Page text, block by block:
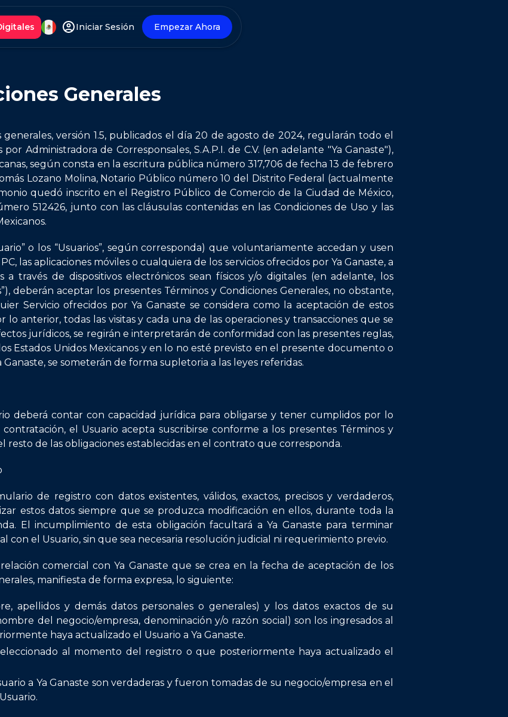
Iniciar Sesión Empezar Ahora
Generales
versión 1.5, publicados el día 20 de agosto de 2024, regularán todo el
Administradora de Corresponsales, S.A.P.I. de C.V. (en adelante "Ya Ganaste"),
según consta en la escritura pública número 317,706 de fecha 13 de febrero
Lozano Molina, Notario Público número 10 del Distrito Federal (actualmente
quedó inscrito en el Registro Público de Comercio de la Ciudad de México,
512426, junto con las cláusulas contenidas en las Condiciones de Uso y las
o los “Usuarios”, según corresponda) que voluntariamente accedan y usen
las aplicaciones móviles o cualquiera de los servicios ofrecidos por Ya Ganaste, a
a través de dispositivos electrónicos sean físicos y/o digitales (en adelante, los
deberán aceptar los presentes Términos y Condiciones Generales, no obstante,
Servicio ofrecidos por Ya Ganaste se considera como la aceptación de estos
lo anterior, todas las visitas y cada una de las operaciones y transacciones que se
jurídicos, se regirán e interpretarán de conformidad con las presentes reglas,
Estados Unidos Mexicanos y en lo no esté previsto en el presente documento o
se someterán de forma supletoria a las leyes referidas.
deberá contar con capacidad jurídica para obligarse y tener cumplidos por lo
el Usuario acepta suscribirse conforme a los presentes Términos y
resto de las obligaciones establecidas en el contrato que corresponda.
de registro con datos existentes, válidos, exactos, precisos y verdaderos,
estos datos siempre que se produzca modificación en ellos, durante toda la
El incumplimiento de esta obligación facultará a Ya Ganaste para terminar
el Usuario, sin que sea necesaria resolución judicial ni requerimiento previo.
comercial con Ya Ganaste que se crea en la fecha de aceptación de los
manifiesta de forma expresa, lo siguiente:
apellidos y demás datos personales o generales) y los datos exactos de su
del negocio/empresa, denominación y/o razón social) son los ingresados al
haya actualizado el Usuario a Ya Ganaste.
al momento del registro o que posteriormente haya actualizado el
a Ya Ganaste son verdaderas y fueron tomadas de su negocio/empresa en el